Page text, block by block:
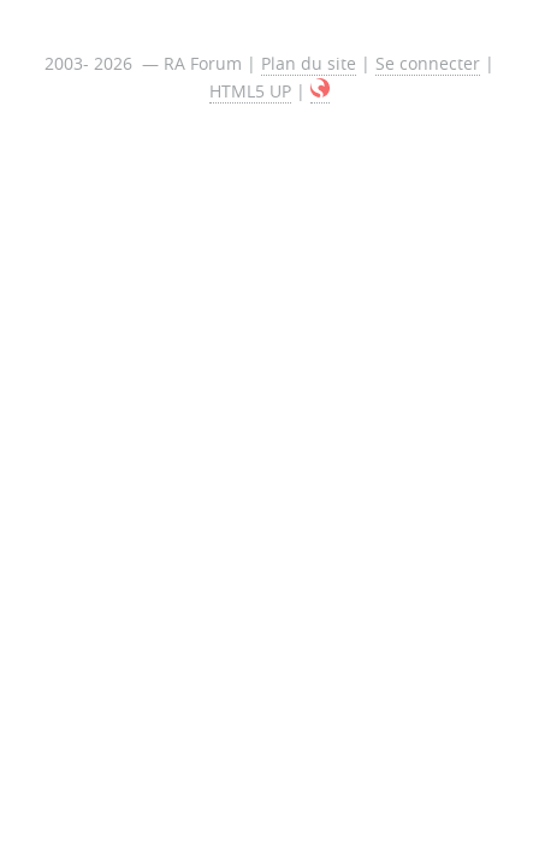
2003- 2026 — RA Forum | Plan du site | Se connecter |
HTML5 UP |